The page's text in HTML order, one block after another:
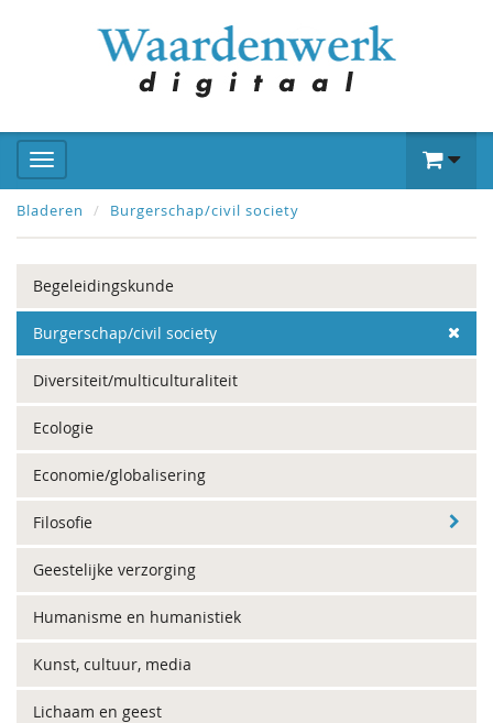
Bladeren Burgerschap/civil society
Begeleidingskunde
Burgerschap/civil society
Diversiteit/multiculturaliteit
Ecologie
Economie/globalisering
Filosofie
Geestelijke verzorging
Humanisme en humanistiek
Kunst, cultuur, media
Lichaam en geest